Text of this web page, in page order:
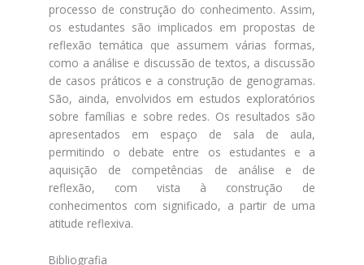
processo de construção do conhecimento. Assim,
os estudantes são implicados em propostas de
reflexão temática que assumem várias formas,
como a análise e discussão de textos, a discussão
de casos práticos e a construção de genogramas.
São, ainda, envolvidos em estudos exploratórios
sobre famílias e sobre redes. Os resultados são
apresentados em espaço de sala de aula,
permitindo o debate entre os estudantes e a
aquisição de competências de análise e de
reflexão, com vista à construção de
conhecimentos com significado, a partir de uma
atitude reflexiva.
Bibliografia